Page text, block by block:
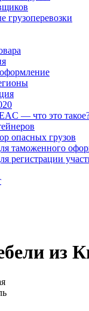
грузоперевозки
— что это
опасных грузов
таможенного
регистрации
из